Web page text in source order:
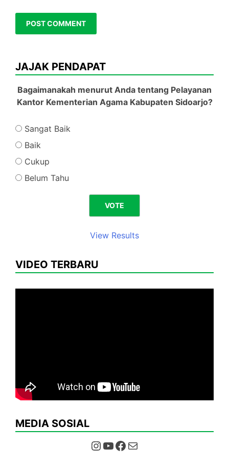
JAJAK PENDAPAT
Bagaimanakah menurut Anda tentang Pelayanan
Kantor Kementerian Agama Kabupaten Sidoarjo?
Sangat Baik
Baik
Cukup
Belum Tahu
View Results
VIDEO TERBARU
MEDIA SOSIAL
Instagram YouTube Facebook Mail